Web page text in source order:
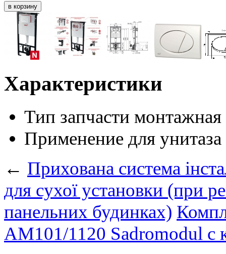
Характеристики
Тип запчасти монтажная
Применение для унитаза
← Прихована система
для сухої установки (при
панельних будинках)
AM101/1120 Sadromodul с